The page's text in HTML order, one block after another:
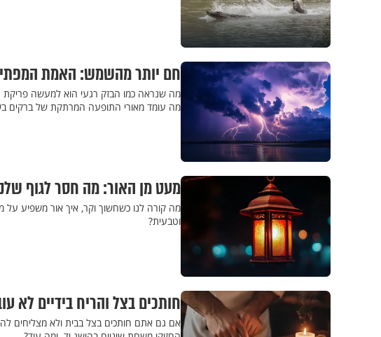
חם יותר מהשמש: האמת
מה שנראה כמו הבזק רגעי הוא למעשה
מה עומד מאורי התופעה המרתקת של ברקים
מעט מן האור: מה חסר לגוף
מה קורה לנו כשחשוך וקר, איך אור משפיע
וטבעית?
חותכים בצל והריח בידיים לא
אם גם אתם חותכים בצל בבית ולא מצליחים